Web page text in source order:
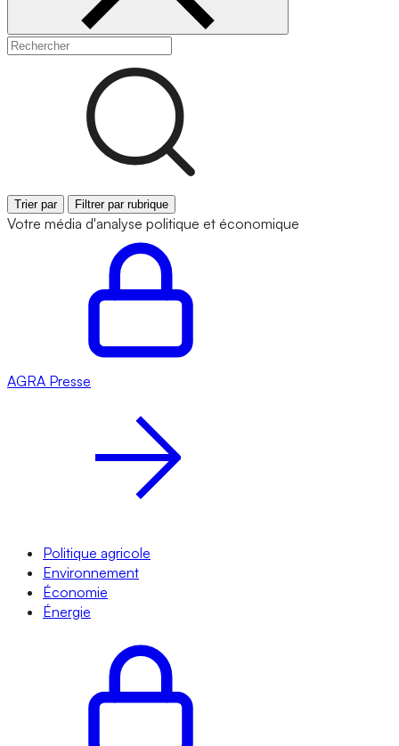
Trier par Filtrer par rubrique
Votre média d'analyse politique et économique
AGRA Presse
Politique agricole
Environnement
Économie
Énergie